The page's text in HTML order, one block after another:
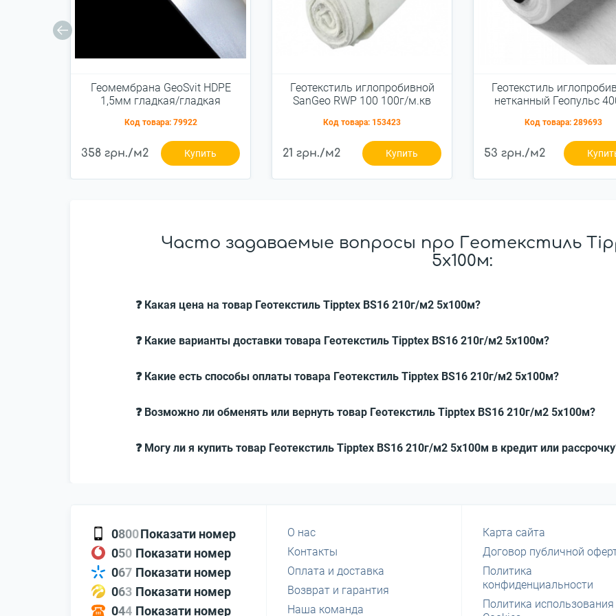
Геомембрана GeoSvit HDPE
1,5мм гладкая/гладкая
Код товара: 79922
358 грн./м2 Купить
Геотекстиль иглопробивной
SanGeo RWP 100 100г/м.кв
Код товара: 153423
21 грн./м2 Купить
Геотекстиль
нетканный Геопульс
Код товара: 289693
53 грн./м2
Часто задаваемые вопросы про Геотекстиль
5x100м:
❓ Какая цена на товар Геотекстиль Tipptex BS16 210г/м2 5x100м?
❓ Какие варианты доставки товара Геотекстиль Tipptex BS16 210г/м2 5x100м?
❓ Какие есть способы оплаты товара Геотекстиль Tipptex BS16 210г/м2 5x100м?
❓ Возможно ли обменять или вернуть товар Геотекстиль Tipptex BS16 210г/м2 5x100м?
❓ Могу ли я купить товар Геотекстиль Tipptex BS16 210г/м2 5x100м в кредит или
0800Показати номер
050 Показати номер
067 Показати номер
063 Показати номер
044 Показати номер
О нас
Контакты
Оплата и доставка
Возврат и гарантия
Наша команда
Карта сайта
Договор публичной
Политика
конфиденциальности
Политика использования